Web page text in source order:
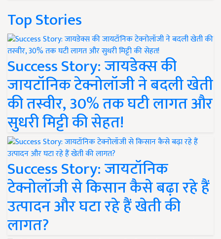
Top Stories
Success Story: जायडेक्स की
जायटॉनिक टेक्नोलॉजी ने बदली खेती
की तस्वीर, 30% तक घटी लागत और
सुधरी मिट्टी की सेहत!
Success Story: जायटॉनिक
टेक्नोलॉजी से किसान कैसे बढ़ा रहे हैं
उत्पादन और घटा रहे हैं खेती की
लागत?